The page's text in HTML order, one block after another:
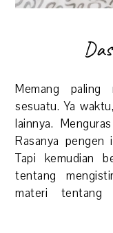
Memang paling
sesuatu. Ya
lainnya.
Rasanya pengen
Tapi kemudian
tentang
materi tentang